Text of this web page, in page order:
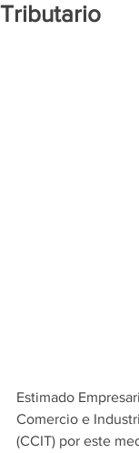
Tributario
Estimado
Comercio e
(CCIT) por este